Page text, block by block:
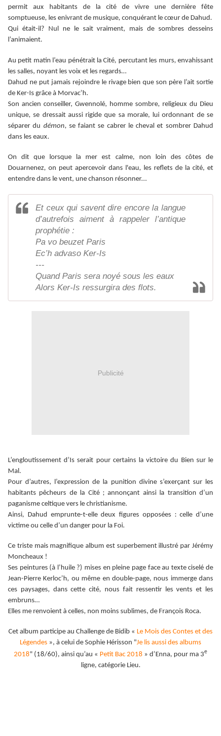
permit aux habitants de la cité de vivre une dernière fête
somptueuse, les enivrant de musique, conquérant le cœur de Dahud.
Qui était-il? Nul ne le sait vraiment, mais de sombres desseins
l’animaient.
Au petit matin l’eau pénétrait la Cité, percutant les murs, envahissant
les salles, noyant les voix et les regards…
Dahud ne put jamais rejoindre le rivage bien que son père l’ait sortie
de Ker-Is grâce à Morvac’h.
Son ancien conseiller, Gwennolé, homme sombre, religieux du Dieu
unique, se dressait aussi rigide que sa morale, lui ordonnant de se
séparer du démon, se faiant se cabrer le cheval et sombrer Dahud
dans les eaux.
On dit que lorsque la mer est calme, non loin des côtes de
Douarnenez, on peut apercevoir dans l'eau, les reflets de la cité, et
entendre dans le vent, une chanson résonner...
Et ceux qui savent dire encore la langue
d’autrefois aiment à rappeler l’antique
prophétie :
Pa vo beuzet Paris
Ec’h advaso Ker-Is
---
Quand Paris sera noyé sous les eaux
Alors Ker-Is ressurgira des flots.
Publicité
L’engloutissement d’Is serait pour certains la victoire du Bien sur le
Mal.
Pour d’autres, l’expression de la punition divine s’exerçant sur les
habitants pêcheurs de la Cité ; annonçant ainsi la transition d’un
paganisme celtique vers le christianisme.
Ainsi, Dahud emprunte-t-elle deux figures opposées : celle d’une
victime ou celle d’un danger pour la Foi.
Ce triste mais magnifique album est superbement illustré par Jérémy
Moncheaux !
Ses peintures (à l’huile ?) mises en pleine page face au texte ciselé de
Jean-Pierre Kerloc’h, ou même en double-page, nous immerge dans
ces paysages, dans cette cité, nous fait ressentir les vents et les
embruns…
Elles me renvoient à celles, non moins sublimes, de François Roca.
Cet album participe au Challenge de Bidib « Le Mois des Contes et des
Légendes », à celui de Sophie Hérisson "Je lis aussi des albums
2018" (18/60), ainsi qu’au « Petit Bac 2018 » d’Enna, pour ma 3e
ligne, catégorie Lieu.